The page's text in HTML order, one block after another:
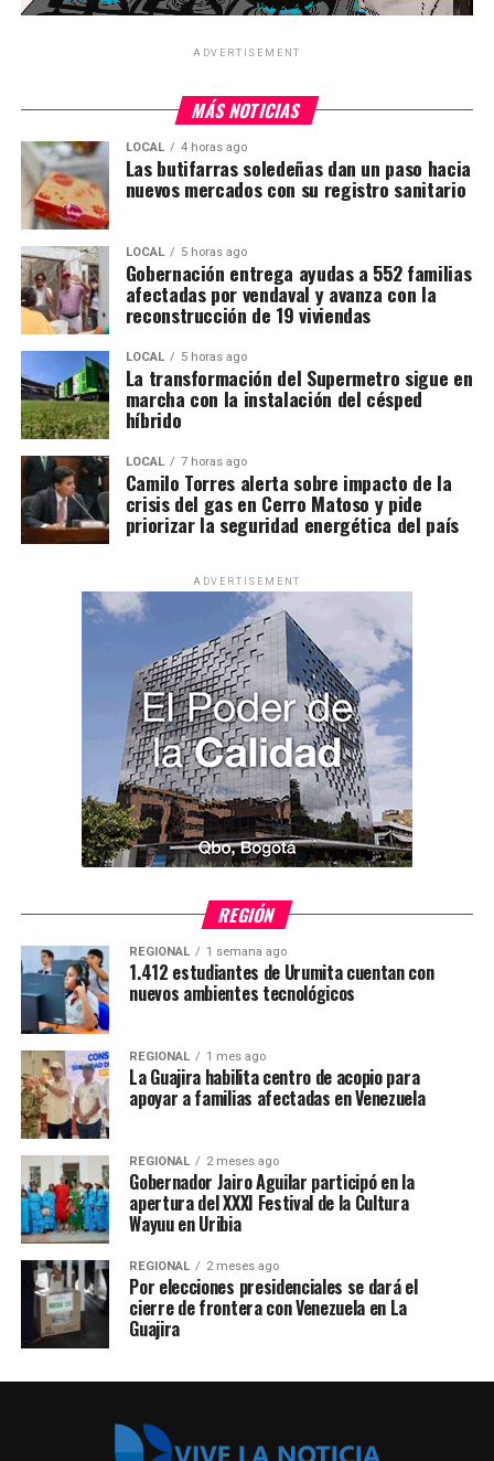
ADVERTISEMENT
MÁS NOTICIAS
LOCAL 4 horas ago
Las butifarras soledeñas dan un paso hacia
nuevos mercados con su registro sanitario
LOCAL 5 horas ago
Gobernación entrega ayudas a 552 familias
afectadas por vendaval y avanza con la
reconstrucción de 19 viviendas
LOCAL 5 horas ago
La transformación del Supermetro sigue en
marcha con la instalación del césped
híbrido
LOCAL 7 horas ago
Camilo Torres alerta sobre impacto de la
crisis del gas en Cerro Matoso y pide
priorizar la seguridad energética del país
ADVERTISEMENT
REGIÓN
REGIONAL 1 semana ago
1.412 estudiantes de Urumita cuentan con
nuevos ambientes tecnológicos
REGIONAL 1 mes ago
La Guajira habilita centro de acopio para
apoyar a familias afectadas en Venezuela
REGIONAL 2 meses ago
Gobernador Jairo Aguilar participó en la
apertura del XXXI Festival de la Cultura
Wayuu en Uribia
REGIONAL 2 meses ago
Por elecciones presidenciales se dará el
cierre de frontera con Venezuela en La
Guajira